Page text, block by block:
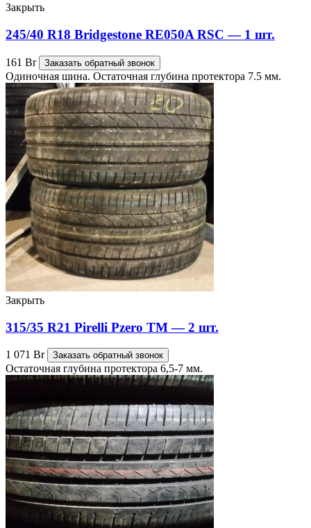
Закрыть
245/40 R18 Bridgestone RE050A RSC — 1 шт.
161 Br Заказать обратный звонок
Одиночная шина. Остаточная глубина протектора 7.5 мм.
Закрыть
315/35 R21 Pirelli Pzero TM — 2 шт.
1 071 Br Заказать обратный звонок
Остаточная глубина протектора 6,5-7 мм.